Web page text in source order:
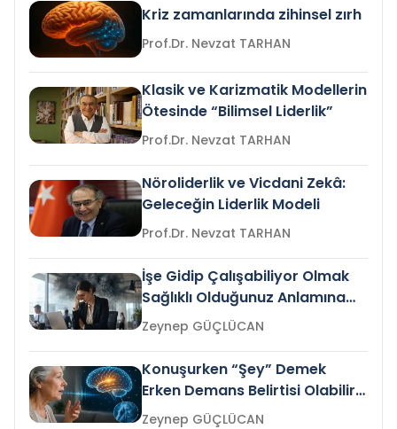
Kriz zamanlarında zihinsel zırh
Prof.Dr. Nevzat TARHAN
Klasik ve Karizmatik Modellerin
Ötesinde “Bilimsel Liderlik”
Prof.Dr. Nevzat TARHAN
Nöroliderlik ve Vicdani Zekâ:
Geleceğin Liderlik Modeli
Prof.Dr. Nevzat TARHAN
İşe Gidip Çalışabiliyor Olmak
Sağlıklı Olduğunuz Anlamına
Gelir mi?Zeynep GÜÇLÜCAN
Konuşurken “Şey” Demek
Erken Demans Belirtisi Olabilir
mi?
Zeynep GÜÇLÜCAN